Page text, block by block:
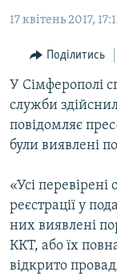
основної
Перейти
пошуку
БЛОГИ
ПОГЛЯД
ІНТЕРВ'Ю
ВСЕ ЗА ДЕНЬ
СПЕЦПРОЕКТИ
ВІДЕОУРОКИ
СВІДЧЕННЯ
УКРАЇНСЬКА
Русский
Qırımtatar
17 квітень 2017,
Поділитись
У Сімферополі
служби
повідомляє
були виявлені
«Усі
реєстрації у
них виявлені
ККТ, або їх
відкрито